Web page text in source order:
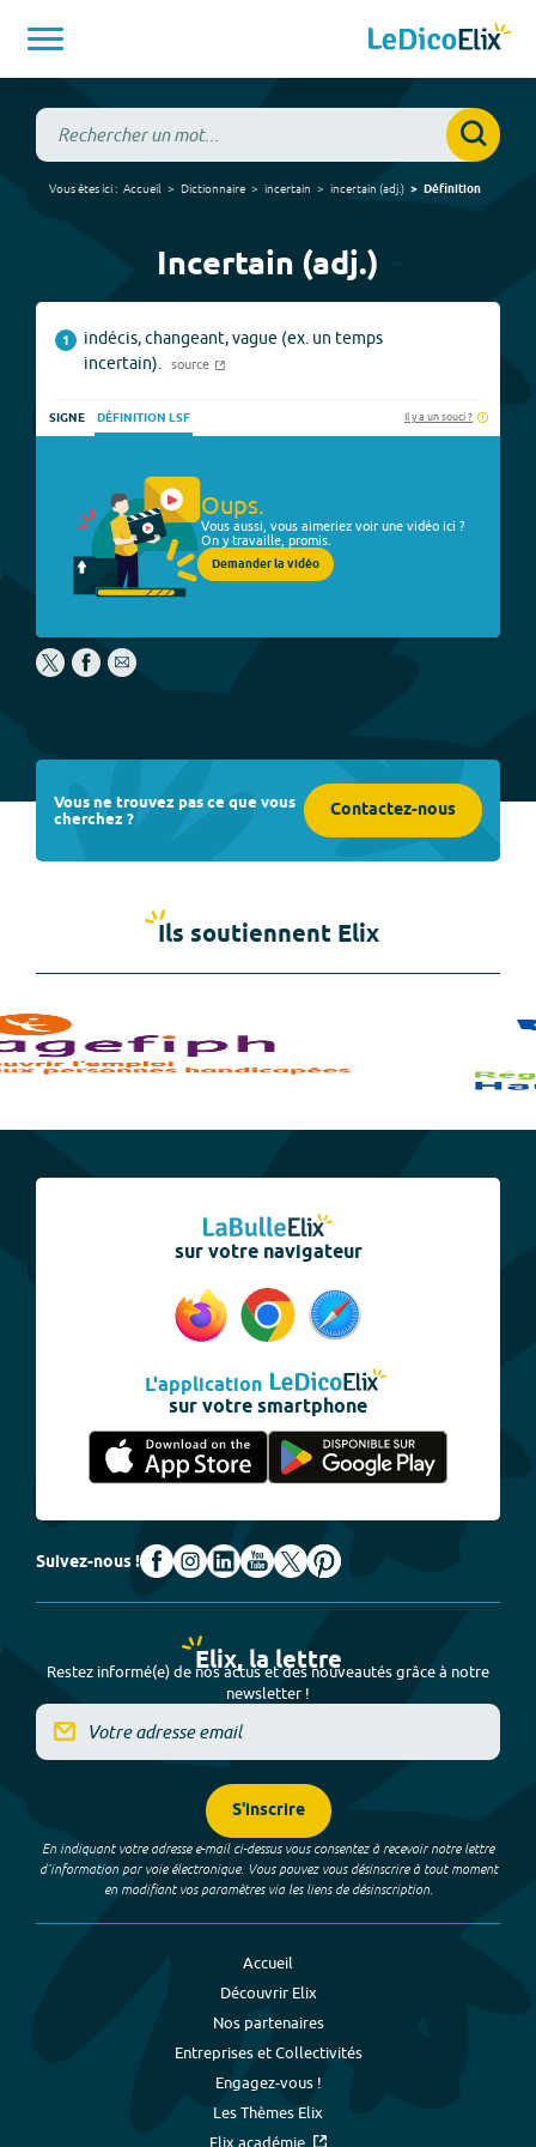
Vous êtes ici : Accueil Dictionnaire incertain incertain (adj.) Définition
Incertain (adj.)
1
indécis, changeant, vague (ex. un temps
incertain).
source
SIGNE DÉFINITION LSF Il y a un souci ?
Oups.
Vous aussi, vous aimeriez voir une vidéo ici ?
On y travaille, promis.
Demander la vidéo
Vous ne trouvez pas ce que vous
cherchez ? Contactez-nous
Ils soutiennent Elix
sur votre navigateur
L'application
sur votre smartphone
Suivez-nous !
Elix, la lettre
Restez informé(e) de nos actus et des nouveautés grâce à notre
newsletter !
S'inscrire
En indiquant votre adresse e-mail ci-dessus vous consentez à recevoir notre lettre
d’information par voie électronique. Vous pouvez vous désinscrire à tout moment
en modifiant vos paramètres via les liens de désinscription.
Accueil
Découvrir Elix
Nos partenaires
Entreprises et Collectivités
Engagez-vous !
Les Thèmes Elix
Elix académie